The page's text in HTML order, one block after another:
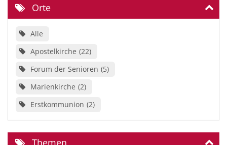
Orte
Alle
Apostelkirche 22
Forum der Senioren 5
Marienkirche 2
Erstkommunion 2
Themen